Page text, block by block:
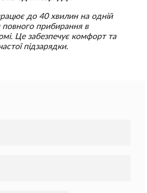
до 40 хвилин на одній
прибирання в
Це забезпечує комфорт та
підзарядки.